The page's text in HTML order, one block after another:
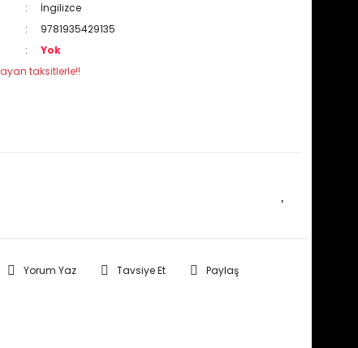
İngilizce
9781935429135
Yok
taksitlerle!!
Yorum Yaz Tavsiye Et Paylaş